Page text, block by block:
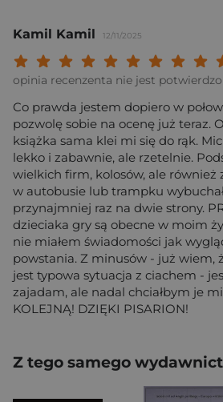
Kamil Kamil 12/11/2025
Twoja
Twoja
Twoja ocena:
Twoja ocena:
Twoja ocena: Może być
Twoja ocena: Słaba 3/10"
Twoja ocena: Bardzo słaba 2/
Twoja ocena: Beznadziejna 1/10"
opinia recenzenta nie jest
Co prawda jestem dopiero w
pozwolę sobie na ocenę już teraz.
książka sama klei mi się do rąk.
lekko i zabawnie, ale rzetelnie.
wielkich firm, kolosów, ale również
w autobusie lub trampku
przynajmniej raz na dwie strony.
dzieciaka gry są obecne w moim
nie miałem świadomości jak
powstania. Z minusów - już wiem,
jest typowa sytuacja z ciachem -
zajadam, ale nadal chciałbym je
KOLEJNĄ! DZIĘKI PISARION!
Z tego samego